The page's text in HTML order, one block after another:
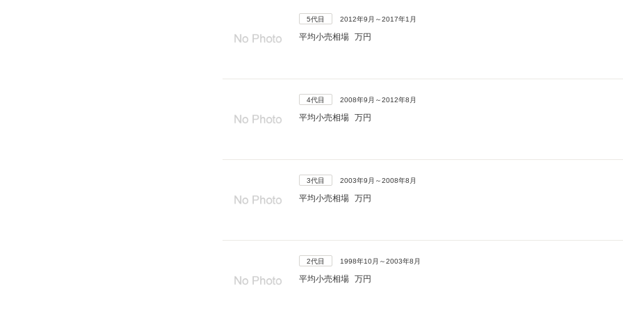
5代目 2012年9月～2017年1月
平均小売相場 万円
4代目 2008年9月～2012年8月
平均小売相場 万円
3代目 2003年9月～2008年8月
平均小売相場 万円
2代目 1998年10月～2003年8月
平均小売相場 万円